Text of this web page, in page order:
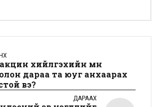
хийлгэхийн өмнө
дараа та юуг анхаарах
вэ?
ДАРААХ